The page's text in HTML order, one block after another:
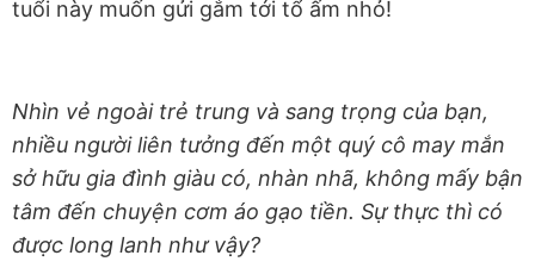
tuổi này muốn gửi gắm tới tổ ấm nhỏ!
Nhìn vẻ ngoài trẻ trung và sang trọng của bạn,
nhiều người liên tưởng đến một quý cô may mắn
sở hữu gia đình giàu có, nhàn nhã, không mấy bận
tâm đến chuyện cơm áo gạo tiền. Sự thực thì có
được long lanh như vậy?